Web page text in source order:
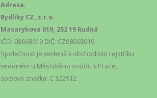
Adresa:
Bydliky CZ, s.r.o.
Masarykova 619, 252 19 Rudná
IČO: 08668019 DIČ: CZ08668019
Společnost je vedená v obchodním rejstříku
vedeném u Městského soudu v Praze,
spisová značka: C 322912